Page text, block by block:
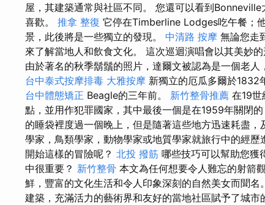
屋，其建築通常與社區不同。 您還可以看到
喜歡。 推拿 整復 它停在Timberline Lodges吃午餐；
景，此後將是一些獨立的發現。 中清路 按摩 無論您走
來了解當地人和飲食文化。 這次巡迴演唱會以其美妙
由於著名的秋季鬍鬚的照片，達爾文被認為是一個老
台中泰式按摩排毒 大雅按摩 新獨立的厄瓜多爾於1832
台中體態矯正 Beagle的三年前。 新竹整骨推薦 在19
點，並用作犯罪國家，其中最後一個是在1959年關閉
的睡袋裡度過一個晚上，但是隨著這些地方迅速耗盡，
學家，鳥類學家，動物學家或地質學家就旅行中的經
開始這樣的冒險呢？ 北投 撥筋 哪些技巧可以幫助您獲
中很重要？ 新竹整骨 本文為任何想要令人難忘的射箭
鮮，豐富的文化生活和令人印象深刻的自然美女而聞名
建築，充滿活力的藝術界和友好的當地社區賦予了城市